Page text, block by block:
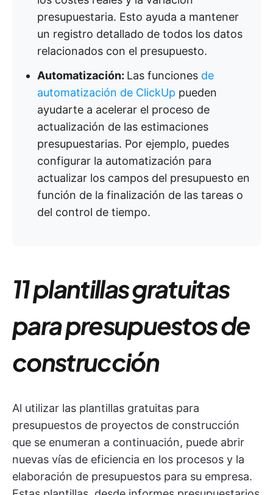
presupuestaria. Esto ayuda a mantener
un registro detallado de todos los datos
relacionados con el presupuesto.
Automatización: Las funciones de
automatización de ClickUp pueden
ayudarte a acelerar el proceso de
actualización de las estimaciones
presupuestarias. Por ejemplo, puedes
configurar la automatización para
actualizar los campos del presupuesto en
función de la finalización de las tareas o
del control de tiempo.
11 plantillas gratuitas
para presupuestos de
construcción
Al utilizar las plantillas gratuitas para
presupuestos de proyectos de construcción
que se enumeran a continuación, puede abrir
nuevas vías de eficiencia en los procesos y la
elaboración de presupuestos para su empresa.